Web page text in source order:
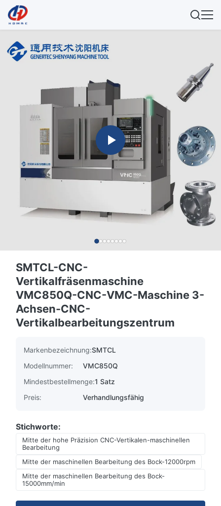
SMTCL-CNC-
Vertikalfräsenmaschine
VMC850Q-CNC-VMC-Maschine 3-
Achsen-CNC-
Vertikalbearbeitungszentrum
Markenbezeichnung:SMTCL
Modellnummer:
VMC850Q
Mindestbestellmenge:1 Satz
Preis:
Verhandlungsfähig
Stichworte:
Mitte der hohe Präzision CNC-Vertikalen-maschinellen
Bearbeitung
Mitte der maschinellen Bearbeitung des Bock-12000rpm
Mitte der maschinellen Bearbeitung des Bock-
15000mm/min